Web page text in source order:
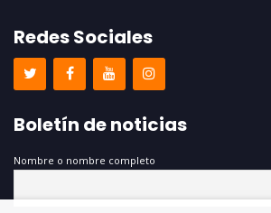
Redes Sociales
Boletín de noticias
Nombre o nombre completo